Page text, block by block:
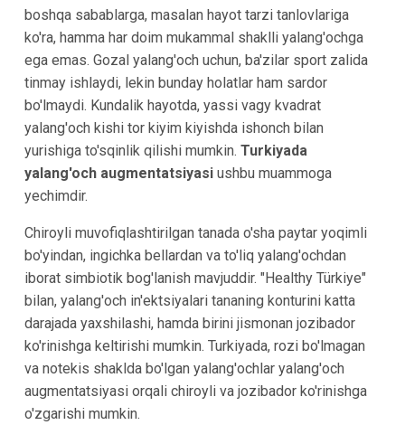
boshqa sabablarga, masalan hayot tarzi tanlovlariga
ko'ra, hamma har doim mukammal shaklli yalang'ochga
ega emas. Gozal yalang'och uchun, ba'zilar sport zalida
tinmay ishlaydi, lekin bunday holatlar ham sardor
bo'lmaydi. Kundalik hayotda, yassi vagy kvadrat
yalang'och kishi tor kiyim kiyishda ishonch bilan
yurishiga to'sqinlik qilishi mumkin. Turkiyada
yalang'och augmentatsiyasiushbu muammoga
yechimdir.
Chiroyli muvofiqlashtirilgan tanada o'sha paytar yoqimli
bo'yindan, ingichka bellardan va to'liq yalang'ochdan
iborat simbiotik bog'lanish mavjuddir. "Healthy Türkiye"
bilan, yalang'och in'ektsiyalari tananing konturini katta
darajada yaxshilashi, hamda birini jismonan jozibador
ko'rinishga keltirishi mumkin. Turkiyada, rozi bo'lmagan
va notekis shaklda bo'lgan yalang'ochlar yalang'och
augmentatsiyasi orqali chiroyli va jozibador ko'rinishga
o'zgarishi mumkin.